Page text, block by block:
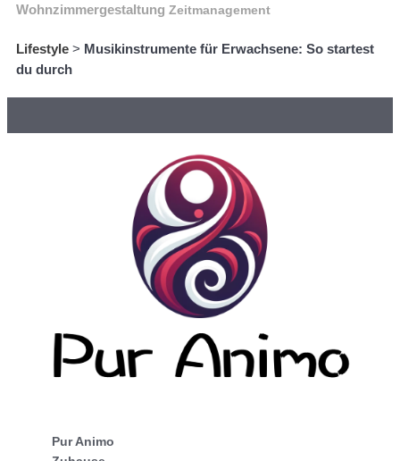
Wohnzimmergestaltung Zeitmanagement
Lifestyle > Musikinstrumente für Erwachsene: So startest
du durch
Pur Animo